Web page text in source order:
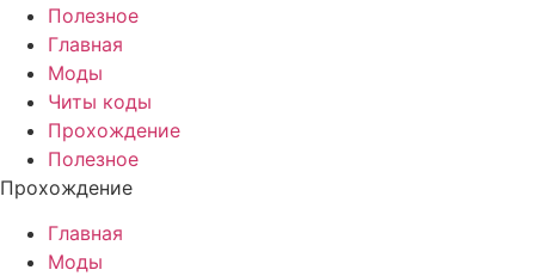
Полезное
Главная
Моды
Читы коды
Прохождение
Полезное
Прохождение
Главная
Моды